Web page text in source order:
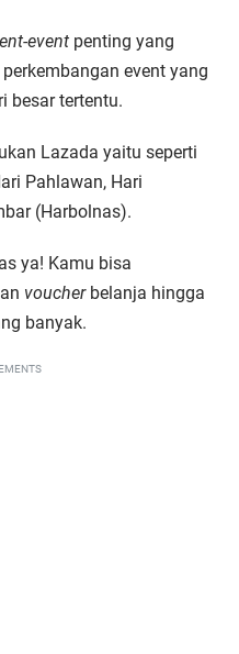
event penting yang
event yang
besar tertentu.
Lazada yaitu seperti
Pahlawan, Hari
(Harbolnas).
ya! Kamu bisa
voucherbelanja hingga
banyak.